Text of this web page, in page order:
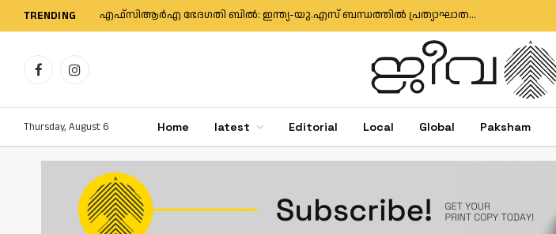
TRENDING എഫ്‌സിആർഎ ഭേദഗതി ബിൽ: ഇന്ത്യ-യു.എസ് ബന്ധത്തിൽ പ്രത്യാഘാതമുണ്ടാകുമെന്ന് യു.എസ് കോൺഗ്രസ് അംഗം
FacebookInstagram
Thursday, August 6 Home latest Editorial Local Global Paksham